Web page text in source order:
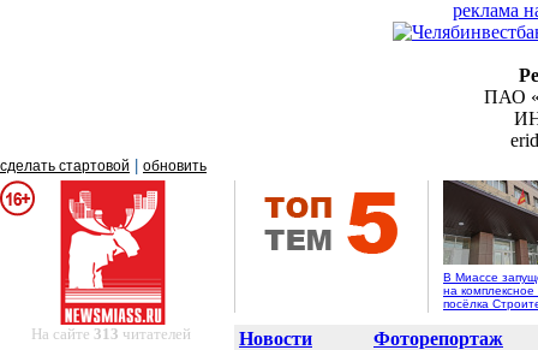
реклама
ПАО
сделать стартовой обновить
В Миассе
на комплексное
посёлка
На сайте 313 читателей Новости Фоторепортаж